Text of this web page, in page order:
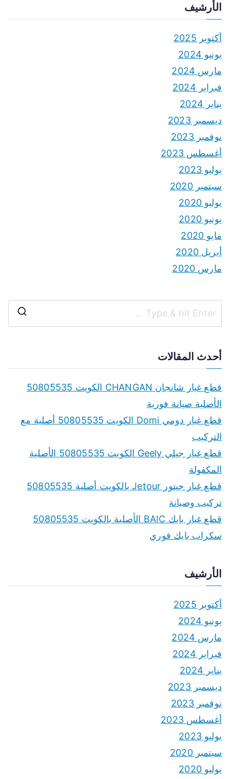
الأرشيف
أكتوبر 2025
يونيو 2024
مارس 2024
فبراير 2024
يناير 2024
ديسمبر 2023
نوفمبر 2023
أغسطس 2023
يوليو 2023
سبتمبر 2020
يوليو 2020
يونيو 2020
مايو 2020
أبريل 2020
مارس 2020
r
أحدث المقالات
قطع غيار شانجان CHANGAN الكويت 50805535
الأصلية صيانة فورية
قطع غيار دومي Domi الكويت 50805535 أصلية مع
التركيب
قطع غيار جيلي Geely الكويت 50805535 الأصلية
المكفولة
قطع غيار جيتور Jetour بالكويت أصلية 50805535
تركيب وصيانة
قطع غيار بايك BAIC الأصلية بالكويت 50805535
سكراب بايك فوري
الأرشيف
أكتوبر 2025
يونيو 2024
مارس 2024
فبراير 2024
يناير 2024
ديسمبر 2023
نوفمبر 2023
أغسطس 2023
يوليو 2023
سبتمبر 2020
يوليو 2020